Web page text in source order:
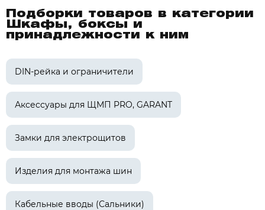
Подборки товаров в категории
Шкафы, боксы и
принадлежности к ним
DIN-рейка и ограничители
Аксессуары для ЩМП PRO, GARANT
Замки для электрощитов
Изделия для монтажа шин
Кабельные вводы (Сальники)